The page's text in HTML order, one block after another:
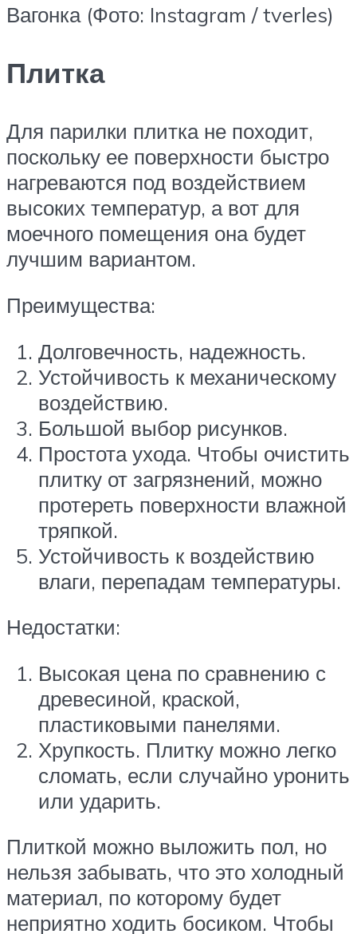
Вагонка (Фото: Instagram / tverles)
Плитка
Для парилки плитка не походит,
поскольку ее поверхности быстро
нагреваются под воздействием
высоких температур, а вот для
моечного помещения она будет
лучшим вариантом.
Преимущества:
Долговечность, надежность.
Устойчивость к механическому
воздействию.
Большой выбор рисунков.
Простота ухода. Чтобы очистить
плитку от загрязнений, можно
протереть поверхности влажной
тряпкой.
Устойчивость к воздействию
влаги, перепадам температуры.
Недостатки:
Высокая цена по сравнению с
древесиной, краской,
пластиковыми панелями.
Хрупкость. Плитку можно легко
сломать, если случайно уронить
или ударить.
Плиткой можно выложить пол, но
нельзя забывать, что это холодный
материал, по которому будет
неприятно ходить босиком. Чтобы